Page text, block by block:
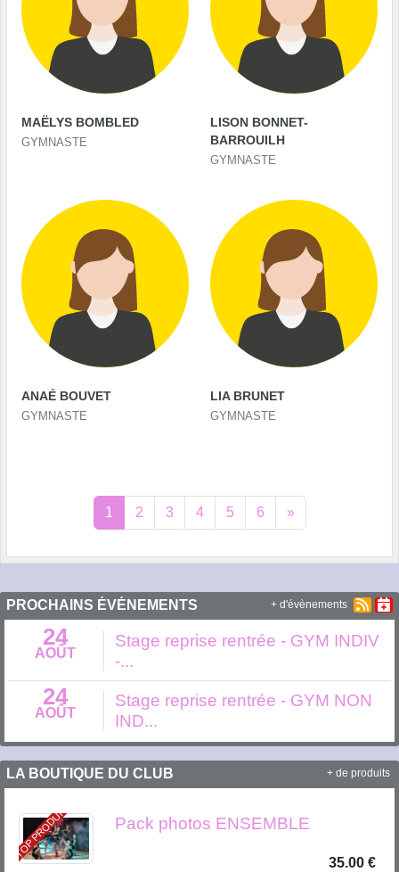
MAËLYS BOMBLED
GYMNASTE
LISON BONNET-
BARROUILH
GYMNASTE
ANAÉ BOUVET
GYMNASTE
LIA BRUNET
GYMNASTE
1 2 3 4 5 6 »
PROCHAINS ÉVÉNEMENTS
24
AOÛT
Stage reprise rentrée - GYM INDIV
-...
24
AOÛT
Stage reprise rentrée - GYM NON
IND...
+ d'évènements
LA BOUTIQUE DU CLUB
TOP PRODUIT Pack photos ENSEMBLE
35.00 €
+ de produits